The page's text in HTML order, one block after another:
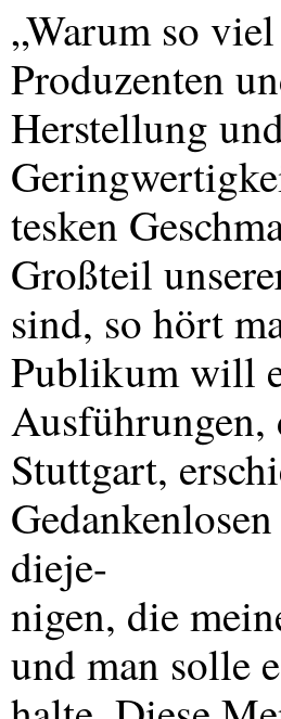
„Warum so
Produzenten
Herstellung
tesken
Großteil
sind, so hört
Publikum will
Stuttgart,
dieje-
nigen, die
und man solle